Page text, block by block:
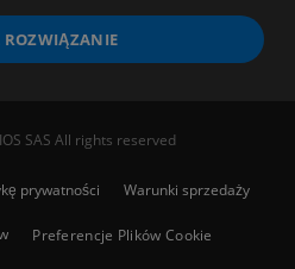
ROZWIĄZANIE
SAS All rights reserved
prywatności Warunki sprzedaży
Preferencje Plików Cookie